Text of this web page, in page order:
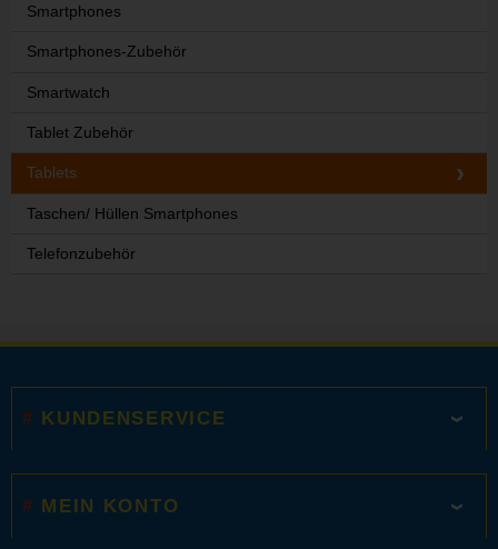
Smartphones
Smartphones-Zubehör
Smartwatch
Tablet Zubehör
Tablets
Taschen/ Hüllen Smartphones
Telefonzubehör
KUNDENSERVICE
MEIN KONTO